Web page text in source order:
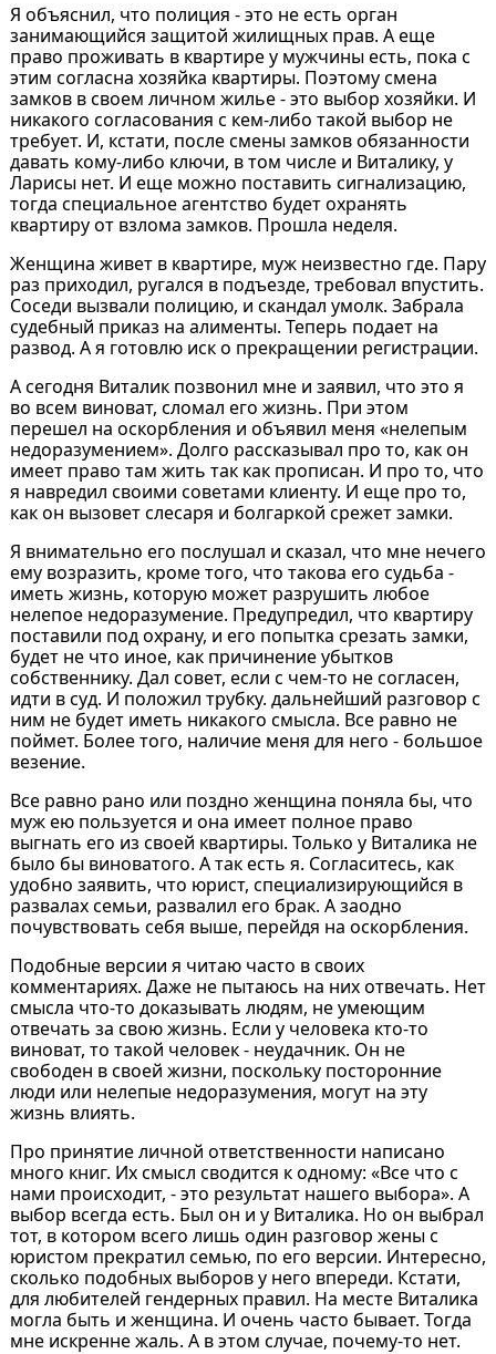
Я объяснил, что полиция - это не есть орган
занимающийся защитой жилищных прав. А еще
право проживать в квартире у мужчины есть, пока с
этим согласна хозяйка квартиры. Поэтому смена
замков в своем личном жилье - это выбор хозяйки. И
никакого согласования с кем-либо такой выбор не
требует. И, кстати, после смены замков обязанности
давать кому-либо ключи, в том числе и Виталику, у
Ларисы нет. И еще можно поставить сигнализацию,
тогда специальное агентство будет охранять
квартиру от взлома замков. Прошла неделя.
Женщина живет в квартире, муж неизвестно где. Пару
раз приходил, ругался в подъезде, требовал впустить.
Соседи вызвали полицию, и скандал умолк. Забрала
судебный приказ на алименты. Теперь подает на
развод. А я готовлю иск о прекращении регистрации.
А сегодня Виталик позвонил мне и заявил, что это я
во всем виноват, сломал его жизнь. При этом
перешел на оскорбления и объявил меня «нелепым
недоразумением». Долго рассказывал про то, как он
имеет право там жить так как прописан. И про то, что
я навредил своими советами клиенту. И еще про то,
как он вызовет слесаря и болгаркой срежет замки.
Я внимательно его послушал и сказал, что мне нечего
ему возразить, кроме того, что такова его судьба -
иметь жизнь, которую может разрушить любое
нелепое недоразумение. Предупредил, что квартиру
поставили под охрану, и его попытка срезать замки,
будет не что иное, как причинение убытков
собственнику. Дал совет, если с чем-то не согласен,
идти в суд. И положил трубку. дальнейший разговор с
ним не будет иметь никакого смысла. Все равно не
поймет. Более того, наличие меня для него - большое
везение.
Все равно рано или поздно женщина поняла бы, что
муж ею пользуется и она имеет полное право
выгнать его из своей квартиры. Только у Виталика не
было бы виноватого. А так есть я. Согласитесь, как
удобно заявить, что юрист, специализирующийся в
развалах семьи, развалил его брак. А заодно
почувствовать себя выше, перейдя на оскорбления.
Подобные версии я читаю часто в своих
комментариях. Даже не пытаюсь на них отвечать. Нет
смысла что-то доказывать людям, не умеющим
отвечать за свою жизнь. Если у человека кто-то
виноват, то такой человек - неудачник. Он не
свободен в своей жизни, поскольку посторонние
люди или нелепые недоразумения, могут на эту
жизнь влиять.
Про принятие личной ответственности написано
много книг. Их смысл сводится к одному: «Все что с
нами происходит, - это результат нашего выбора». А
выбор всегда есть. Был он и у Виталика. Но он выбрал
тот, в котором всего лишь один разговор жены с
юристом прекратил семью, по его версии. Интересно,
сколько подобных выборов у него впереди. Кстати,
для любителей гендерных правил. На месте Виталика
могла быть и женщина. И очень часто бывает. Тогда
мне искренне жаль. А в этом случае, почему-то нет.